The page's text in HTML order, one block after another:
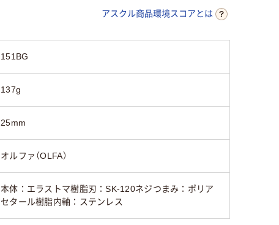
アスクル商品環境スコアとは
151BG
137g
25mm
オルファ（OLFA）
本体：エラストマ樹脂刃：SK-120ネジつまみ：ポリア
セタール樹脂内軸：ステンレス